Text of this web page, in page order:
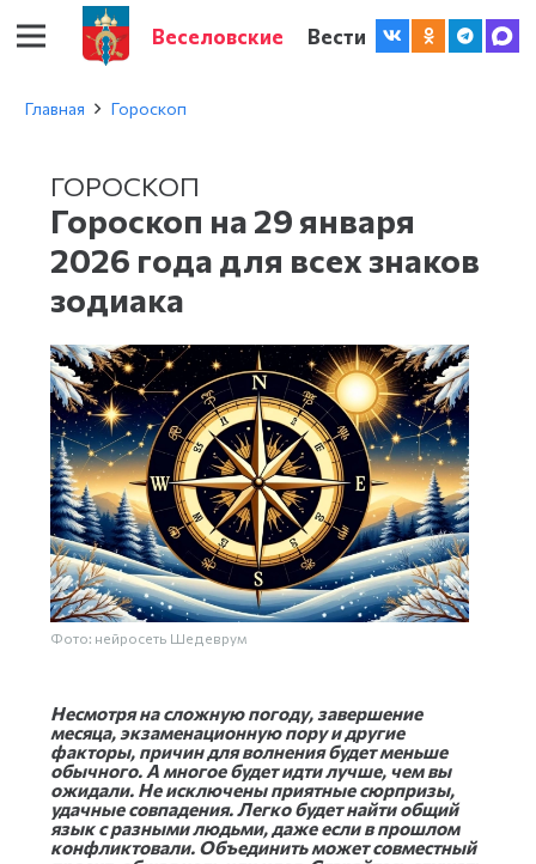
Веселовские Вести
Главная Гороскоп
ГОРОСКОП
Гороскоп на 29 января
2026 года для всех знаков
зодиака
Фото: нейросеть Шедеврум
Несмотря на сложную погоду, завершение
месяца, экзаменационную пору и другие
факторы, причин для волнения будет меньше
обычного. А многое будет идти лучше, чем вы
ожидали. Не исключены приятные сюрпризы,
удачные совпадения. Легко будет найти общий
язык с разными людьми, даже если в прошлом
конфликтовали. Объединить может совместный